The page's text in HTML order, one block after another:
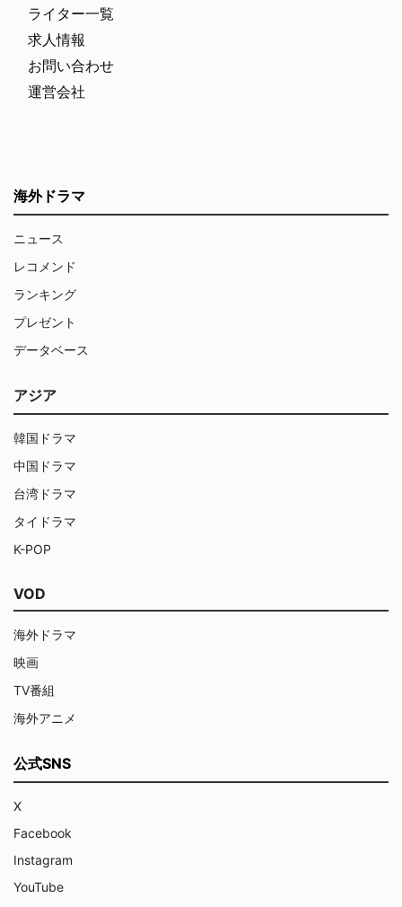
ライター一覧
求人情報
お問い合わせ
運営会社
海外ドラマ
ニュース
レコメンド
ランキング
プレゼント
データベース
アジア
韓国ドラマ
中国ドラマ
台湾ドラマ
タイドラマ
K-POP
VOD
海外ドラマ
映画
TV番組
海外アニメ
公式SNS
X
Facebook
Instagram
YouTube